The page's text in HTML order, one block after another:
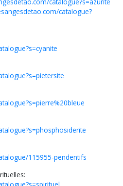
catalogue?
115955-pendentifs